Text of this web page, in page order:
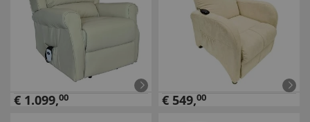
€ 1.099,00 € 549,00